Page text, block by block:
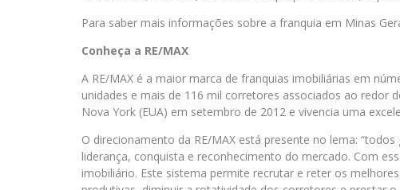
Para saber mais informações sobre a franquia em Minas
Conheça a RE/MAX
A RE/MAX é a maior marca de franquias imobiliárias em
unidades e mais de 116 mil corretores associados ao redor
Nova York (EUA) em setembro de 2012 e vivencia uma
O direcionamento da RE/MAX está presente no lema:
liderança, conquista e reconhecimento do mercado. Com
imobiliário. Este sistema permite recrutar e reter os